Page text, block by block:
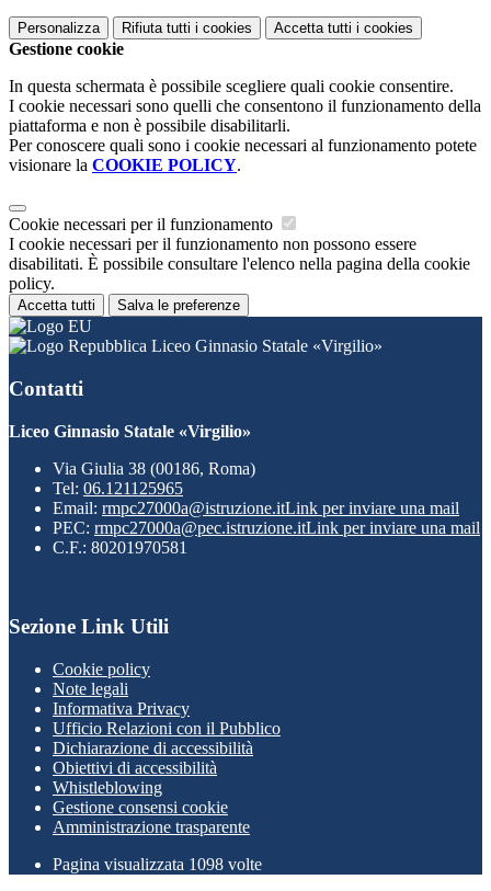
Personalizza Rifiuta tutti i cookies Accetta tutti i cookies
Gestione cookie
In questa schermata è possibile scegliere quali cookie consentire.
I cookie necessari sono quelli che consentono il funzionamento della
piattaforma e non è possibile disabilitarli.
Per conoscere quali sono i cookie necessari al funzionamento potete
visionare la COOKIE POLICY.
Cookie necessari per il funzionamento
I cookie necessari per il funzionamento non possono essere
disabilitati. È possibile consultare l'elenco nella pagina della cookie
policy.
Accetta tutti Salva le preferenze
Liceo Ginnasio Statale «Virgilio»
Contatti
Liceo Ginnasio Statale «Virgilio»
Via Giulia 38 (00186, Roma)
Tel: 06.121125965
Email: rmpc27000a@istruzione.itLink per inviare una mail
PEC: rmpc27000a@pec.istruzione.itLink per inviare una mail
C.F.: 80201970581
Sezione Link Utili
Cookie policy
Note legali
Informativa Privacy
Ufficio Relazioni con il Pubblico
Dichiarazione di accessibilità
Obiettivi di accessibilità
Whistleblowing
Gestione consensi cookie
Amministrazione trasparente
Pagina visualizzata 1098 volte